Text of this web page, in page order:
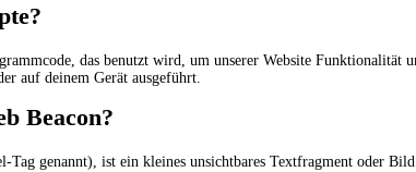
das benutzt wird, um unserer Website Funktionalität
auf deinem Gerät ausgeführt.
Beacon?
Tag genannt), ist ein kleines unsichtbares Textfragment oder